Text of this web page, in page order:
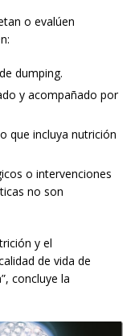
o evalúen
dumping.
y acompañado por
que incluya nutrición
o intervenciones
no son
y el
de vida de
concluye la